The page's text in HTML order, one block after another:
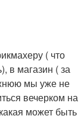
( что
в магазин ( за
мы уже не
вечерком на
может быть